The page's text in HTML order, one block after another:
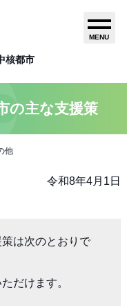
核都市
MENU
の主な支援策
他
令和8年4月1日
は次のとおりで
だけます。